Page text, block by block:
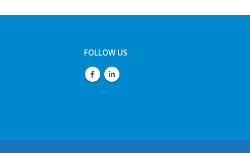
FOLLOW US